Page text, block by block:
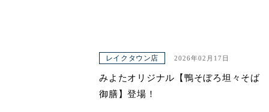
レイクタウン店 2026年02月17日
みよたオリジナル【鴨そぼろ坦々そば
御膳】登場！